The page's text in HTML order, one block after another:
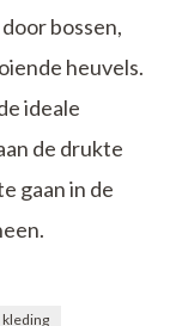
bossen,
heuvels.
ideale
de drukte
gaan in de
kleding